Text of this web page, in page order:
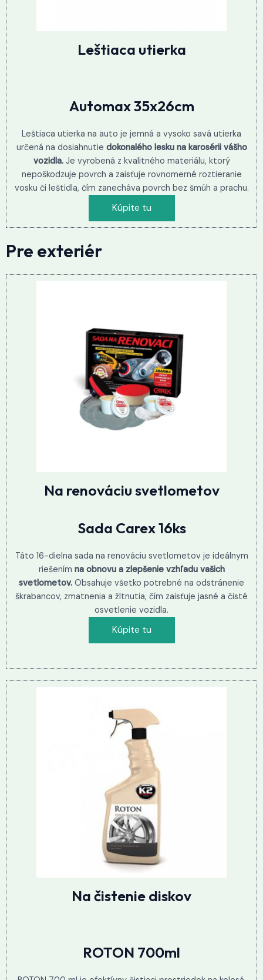
Leštiaca utierka
Automax 35x26cm
Leštiaca utierka na auto je jemná a vysoko savá utierka
určená na dosiahnutie dokonalého lesku na karosérii vášho
vozidla.Je vyrobená z kvalitného materiálu, ktorý
nepoškodzuje povrch a zaisťuje rovnomerné roztieranie
vosku či leštidla, čím zanecháva povrch bez šmúh a prachu.
Kúpite tu
Pre exteriér
Na renováciu svetlometov
Sada Carex 16ks
Táto 16-dielna sada na renováciu svetlometov je ideálnym
riešením na obnovu a zlepšenie vzhľadu vašich
svetlometov. Obsahuje všetko potrebné na odstránenie
škrabancov, zmatnenia a žltnutia, čím zaisťuje jasné a čisté
osvetlenie vozidla.
Kúpite tu
Na čistenie diskov
ROTON 700ml